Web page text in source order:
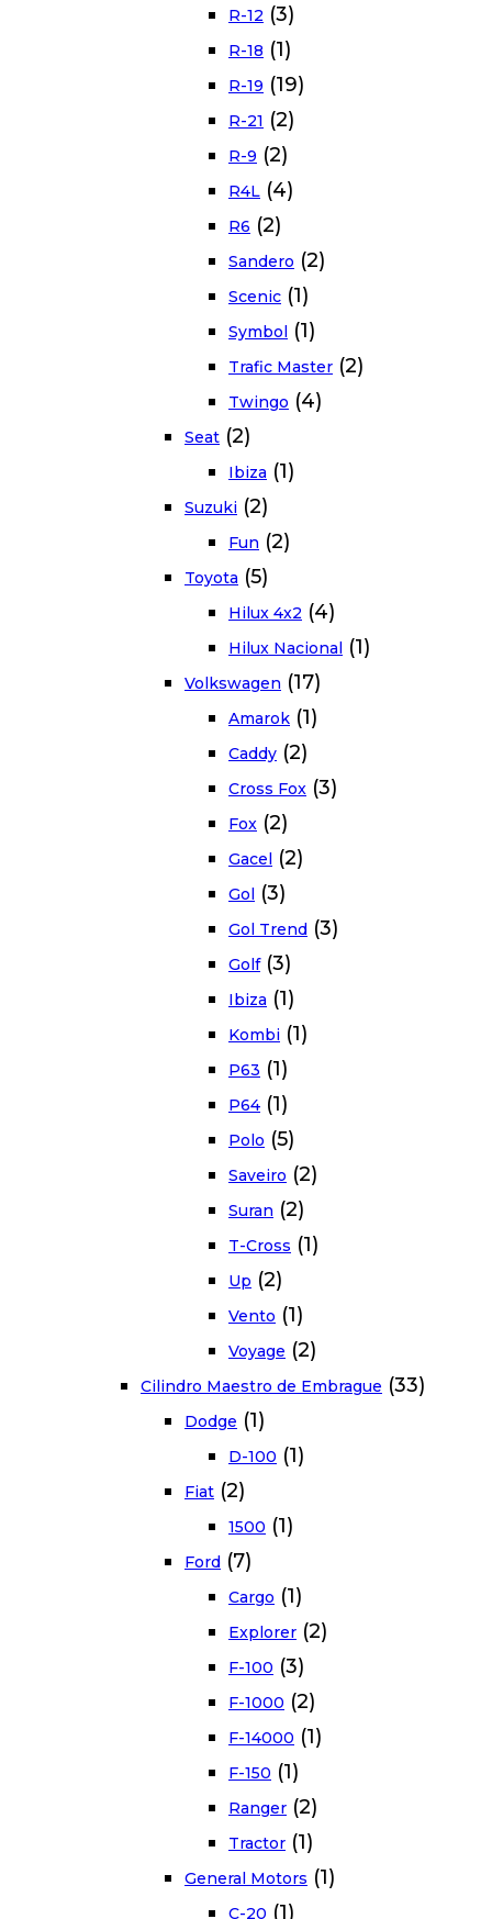
R-12 (3)
R-18 (1)
R-19 (19)
R-21 (2)
R-9 (2)
R4L (4)
R6 (2)
Sandero (2)
Scenic (1)
Symbol (1)
Trafic Master (2)
Twingo (4)
Seat (2)
Ibiza (1)
Suzuki (2)
Fun (2)
Toyota (5)
Hilux 4x2 (4)
Hilux Nacional (1)
Volkswagen (17)
Amarok (1)
Caddy (2)
Cross Fox (3)
Fox (2)
Gacel (2)
Gol (3)
Gol Trend (3)
Golf (3)
Ibiza (1)
Kombi (1)
P63 (1)
P64 (1)
Polo (5)
Saveiro (2)
Suran (2)
T-Cross (1)
Up (2)
Vento (1)
Voyage (2)
Cilindro Maestro de Embrague (33)
Dodge (1)
D-100 (1)
Fiat (2)
1500 (1)
Ford (7)
Cargo (1)
Explorer (2)
F-100 (3)
F-1000 (2)
F-14000 (1)
F-150 (1)
Ranger (2)
Tractor (1)
General Motors (1)
C-20 (1)